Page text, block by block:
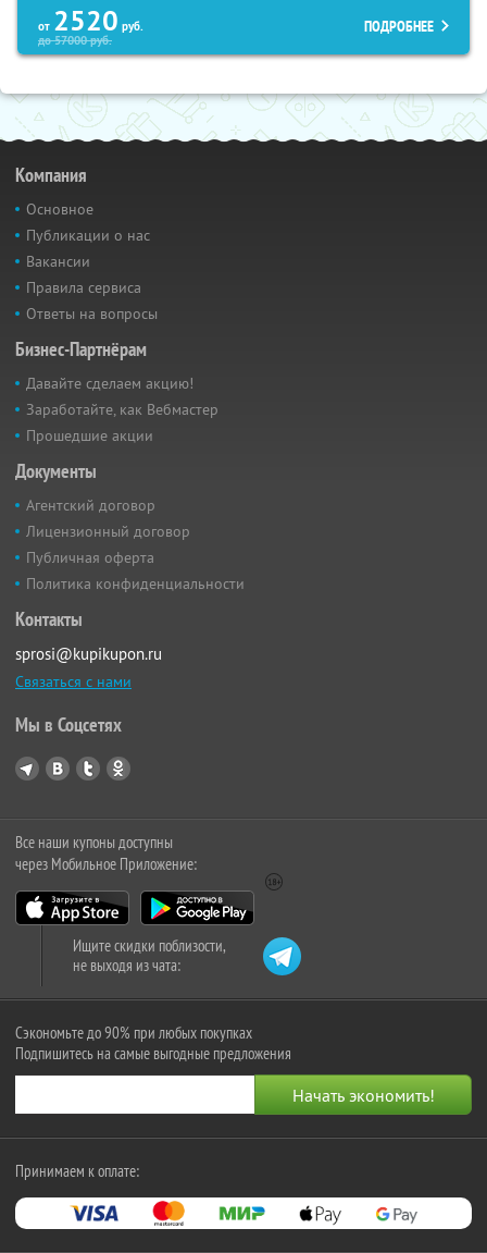
от 2520 руб.
до57000руб.
ПОДРОБНЕЕ
Компания
Основное
Публикации о нас
Вакансии
Правила сервиса
Ответы на вопросы
Бизнес-Партнёрам
Давайте сделаем акцию!
Заработайте, как Вебмастер
Прошедшие акции
Документы
Агентский договор
Лицензионный договор
Публичная оферта
Политика конфиденциальности
Контакты
sprosi@kupikupon.ru
Связаться с нами
Мы в Соцсетях
Все наши купоны доступны
через Мобильное Приложение:
Ищите скидки поблизости,
не выходя из чата:
Сэкономьте до 90% при любых покупках
Подпишитесь на самые выгодные предложения
Принимаем к оплате: